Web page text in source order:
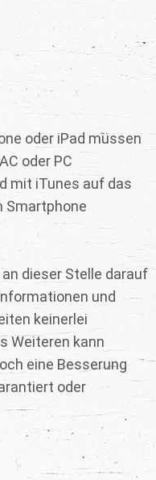
oder iPad müssen
oder PC
mit iTunes auf das
Smartphone
dieser Stelle darauf
und
keinerlei
Weiteren kann
eine Besserung
oder